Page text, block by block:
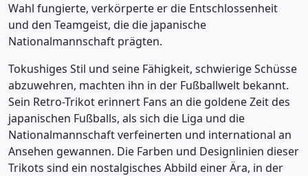
Wahl fungierte, verkörperte er die Entschlossenheit
und den Teamgeist, die die japanische
Nationalmannschaft prägten.
Tokushiges Stil und seine Fähigkeit, schwierige Schüsse
abzuwehren, machten ihn in der Fußballwelt bekannt.
Sein Retro-Trikot erinnert Fans an die goldene Zeit des
japanischen Fußballs, als sich die Liga und die
Nationalmannschaft verfeinerten und international an
Ansehen gewannen. Die Farben und Designlinien dieser
Trikots sind ein nostalgisches Abbild einer Ära, in der